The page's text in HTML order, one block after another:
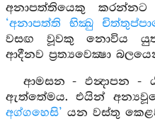
අනාපත්තියෙකු කරන්නට
‘අනාපත්ති භික්‍‍‍ඛු
වසඟ වූවකු නොවිය
ආදීනව ප්‍රත්‍යවෙක්‍ෂා
ආමසන - ඵන්‍දාපන -
ඇත්තේමය. එයින්
අග්ගහෙසි’ යන වස්තු